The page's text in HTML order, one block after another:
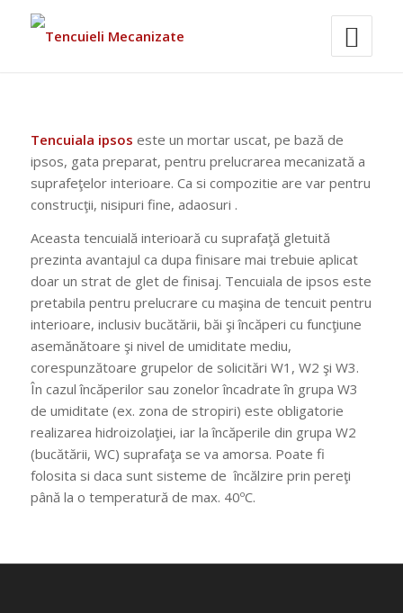
Tencuiala ipsos este un mortar uscat, pe bază de
ipsos, gata preparat, pentru prelucrarea mecanizată a
suprafeţelor interioare. Ca si compozitie are var pentru
construcţii, nisipuri fine, adaosuri .
Aceasta tencuială interioară cu suprafaţă gletuită
prezinta avantajul ca dupa finisare mai trebuie aplicat
doar un strat de glet de finisaj. Tencuiala de ipsos este
pretabila pentru prelucrare cu maşina de tencuit pentru
interioare, inclusiv bucătării, băi şi încăperi cu funcţiune
asemănătoare şi nivel de umiditate mediu,
corespunzătoare grupelor de solicitări W1, W2 şi W3.
În cazul încăperilor sau zonelor încadrate în grupa W3
de umiditate (ex. zona de stropiri) este obligatorie
realizarea hidroizolaţiei, iar la încăperile din grupa W2
(bucătării, WC) suprafaţa se va amorsa. Poate fi
folosita si daca sunt sisteme de încălzire prin pereţi
până la o temperatură de max. 40ºC.